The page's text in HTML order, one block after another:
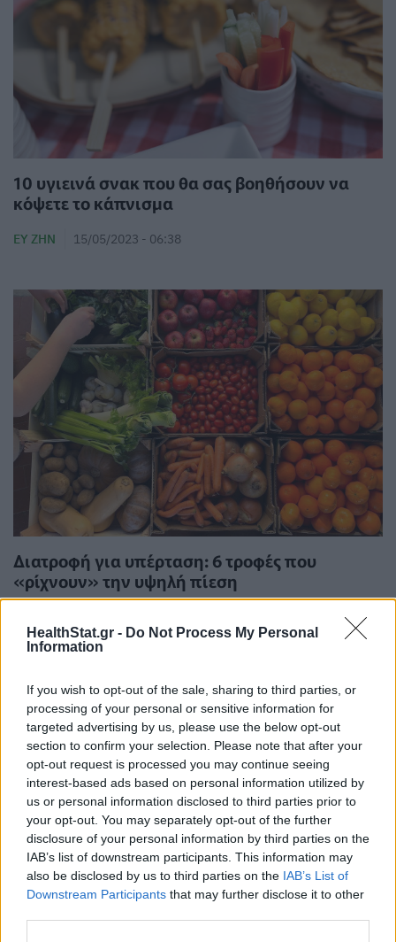
HealthStat.gr - Do Not Process My Personal
Information
If you wish to opt-out of the sale, sharing to third parties, or
processing of your personal or sensitive information for
targeted advertising by us, please use the below opt-out
section to confirm your selection. Please note that after your
opt-out request is processed you may continue seeing
interest-based ads based on personal information utilized by
us or personal information disclosed to third parties prior to
your opt-out. You may separately opt-out of the further
disclosure of your personal information by third parties on the
IAB’s list of downstream participants. This information may
also be disclosed by us to third parties on the IAB’s List of
Downstream Participants that may further disclose it to other
10 υγιεινά σνακ που θα σας βοηθήσουν να
κόψετε το κάπνισμα
ΕΥ ΖΗΝ 15/05/2023 - 06:38
Διατροφή για υπέρταση: 6 τροφές που
«ρίχνουν» την υψηλή πίεση
Οι 5 τροφές που πρέπει να
αποφεύγουμε - Συμβουλές Βρετανού
γαστρεντερολόγου
ΕΥ ΖΗΝ 13/05/2023 - 08:03